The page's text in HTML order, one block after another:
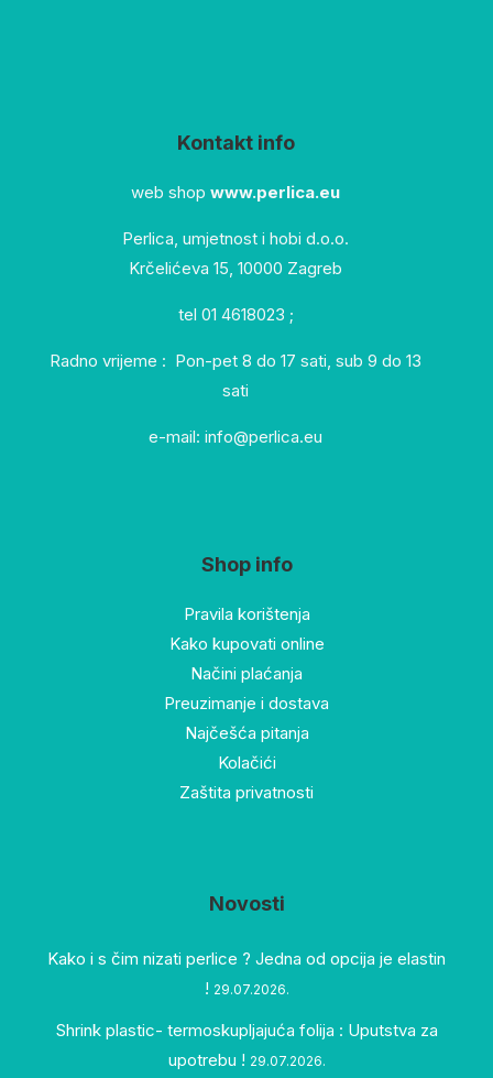
Kontakt info
web shop www.perlica.eu
Perlica, umjetnost i hobi d.o.o.
Krčelićeva 15, 10000 Zagreb
tel 01 4618023 ;
Radno vrijeme : Pon-pet 8 do 17 sati, sub 9 do 13
sati
e-mail: info@perlica.eu
Shop info
Pravila korištenja
Kako kupovati online
Načini plaćanja
Preuzimanje i dostava
Najčešća pitanja
Kolačići
Zaštita privatnosti
Novosti
Kako i s čim nizati perlice ? Jedna od opcija je elastin
! 29.07.2026.
Shrink plastic- termoskupljajuća folija : Uputstva za
upotrebu ! 29.07.2026.